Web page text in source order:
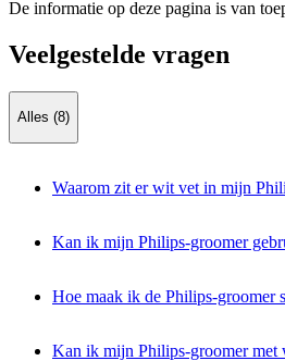
De informatie op deze pagina is van
Veelgestelde vragen
Alles (8)
Waarom zit er wit vet in mijn
Kan ik mijn Philips-groomer
Hoe maak ik de Philips-groomer
Kan ik mijn Philips-groomer met